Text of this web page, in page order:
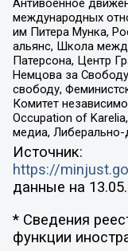
Антивоенное
международных
им Питера Мунка,
альянс, Школа
Патерсона, Центр
Немцова за
свободу,
Комитет
Occupation of
медиа, Либерально-
Источник:
https://
данные на
* Сведения
функции